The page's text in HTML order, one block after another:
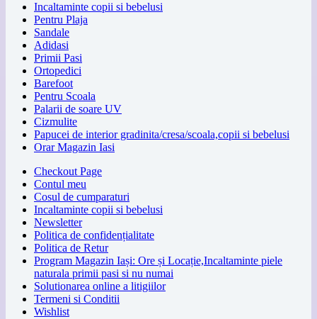
Incaltaminte copii si bebelusi
Pentru Plaja
Sandale
Adidasi
Primii Pasi
Ortopedici
Barefoot
Pentru Scoala
Palarii de soare UV
Cizmulite
Papucei de interior gradinita/cresa/scoala,copii si bebelusi
Orar Magazin Iasi
Checkout Page
Contul meu
Cosul de cumparaturi
Incaltaminte copii si bebelusi
Newsletter
Politica de confidențialitate
Politica de Retur
Program Magazin Iași: Ore și Locație,Incaltaminte piele
naturala primii pasi si nu numai
Solutionarea online a litigiilor
Termeni si Conditii
Wishlist